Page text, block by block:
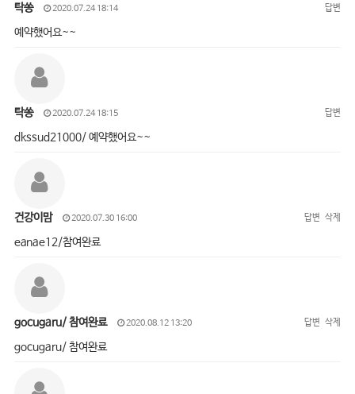
탁쏭 2020.07.24 18:14 답변
예약했어요~~
탁쏭 2020.07.24 18:15 답변
dkssud21000/ 예약했어요~~
건강이맘 2020.07.30 16:00 답변 삭제
eanae12/참여완료
gocugaru/ 참여완료 2020.08.12 13:20 답변 삭제
gocugaru/ 참여완료